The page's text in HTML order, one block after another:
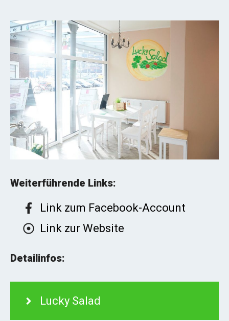
Weiterführende Links:
Link zum Facebook-Account
Link zur Website
Detailinfos:
Lucky Salad